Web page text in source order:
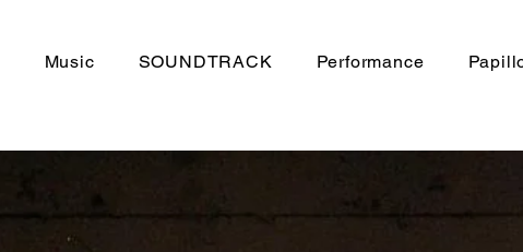
Music SOUNDTRACK Performance